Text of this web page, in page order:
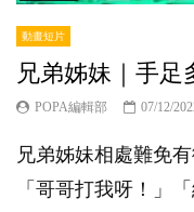
動畫短片
兄弟姊妹｜手足
POPA編輯部 07/12/
兄弟姊妹相處難免
「哥哥打我呀！」